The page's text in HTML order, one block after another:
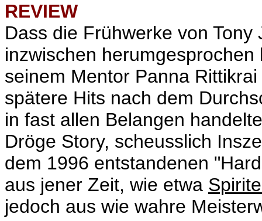
REVIEW
Dass die Frühwerke von
inzwischen
seinem Mentor Panna Rittikrai
spätere Hits nach dem
in fast allen Belangen
Dröge Story, scheusslich
dem 1996 entstandenen
aus jener Zeit, wie etwa
jedoch aus wie wahre